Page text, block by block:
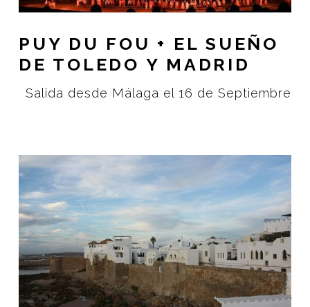
PUY DU FOU + EL SUEÑO
DE TOLEDO Y MADRID
Salida desde Málaga el 16 de Septiembre